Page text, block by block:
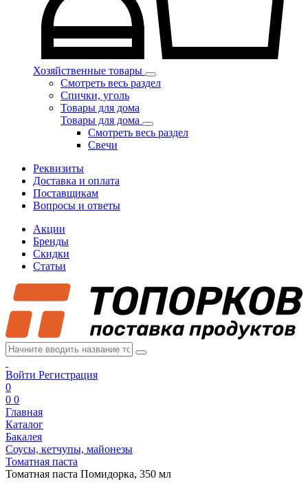
Хозяйственные товары
Смотреть весь раздел
Спички, уголь
Товары для дома
Товары для дома
Смотреть весь раздел
Свечи
Реквизиты
Доставка и оплата
Поставщикам
Вопросы и ответы
Акции
Бренды
Скидки
Статьи
Войти Регистрация
0
0 0
Главная
Каталог
Бакалея
Соусы, кетчупы, майонезы
Томатная паста
Томатная паста Помидорка, 350 мл